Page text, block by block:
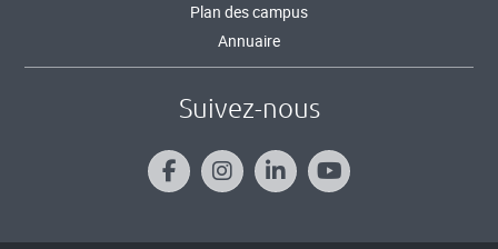
Plan des campus
Annuaire
Suivez-nous